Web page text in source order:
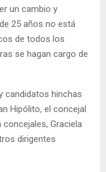
un cambio y
25 años no está
de todos los
se hagan cargo de
candidatos hinchas
Hipólito, el concejal
Graciela
dirigentes